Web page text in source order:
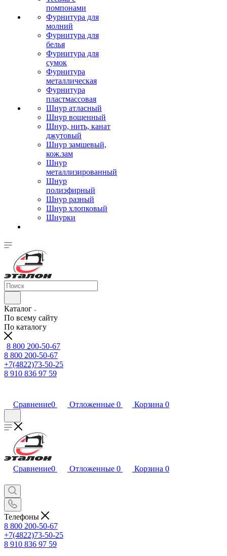
помпонами
Фурнитура для
молний
Фурнитура для
белья
Фурнитура для
сумок
Фурнитура
металлическая
Фурнитура
пластмассовая
Шнур атласный
Шнур вощенный
Шнур, нить, канат
джутовый
Шнур замшевый,
кож.зам
Шнур
металлизированный
Шнур
полиэфирный
Шнур разный
Шнур хлопковый
Шнурки
Каталог
По всему сайту
По каталогу
8 800 200-50-67
8 800 200-50-67
+7(4822)73-50-25
8 910 836 97 59
Сравнение0 Отложенные 0 Корзина 0
Сравнение0 Отложенные 0 Корзина 0
Телефоны
8 800 200-50-67
+7(4822)73-50-25
8 910 836 97 59